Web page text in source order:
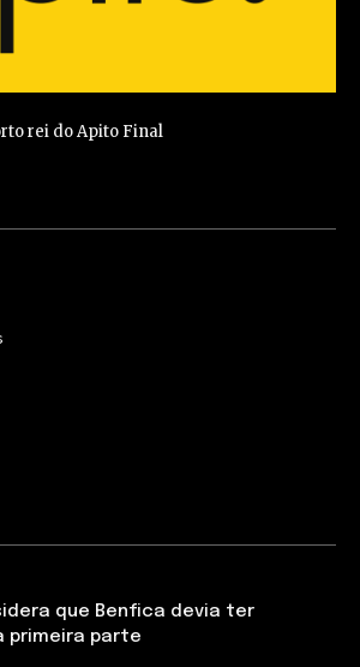
rei do Apito Final
que Benfica devia ter
primeira parte